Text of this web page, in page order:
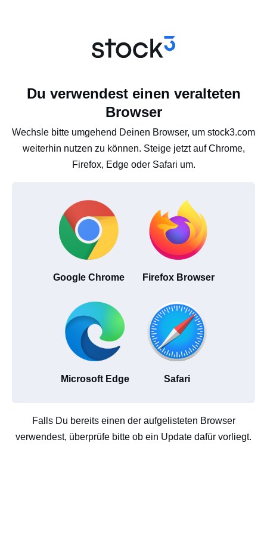
Du verwendest einen veralteten
Browser
Wechsle bitte umgehend Deinen Browser, um stock3.com
weiterhin nutzen zu können. Steige jetzt auf Chrome,
Firefox, Edge oder Safari um.
Google Chrome Firefox Browser
Microsoft Edge Safari
Falls Du bereits einen der aufgelisteten Browser
verwendest, überprüfe bitte ob ein Update dafür vorliegt.